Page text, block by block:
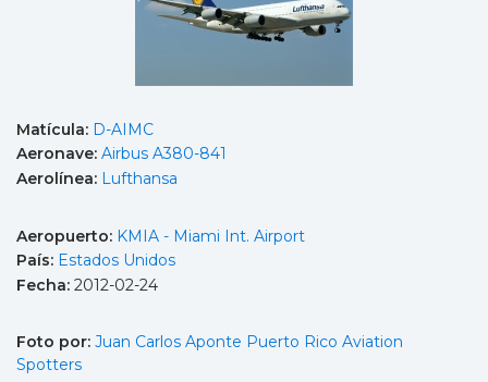
Matícula: D-AIMC
Aeronave: Airbus A380-841
Aerolínea: Lufthansa
Aeropuerto: KMIA - Miami Int. Airport
País: Estados Unidos
Fecha: 2012-02-24
Foto por: Juan Carlos Aponte Puerto Rico Aviation
Spotters